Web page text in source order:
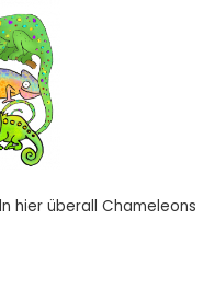
hier überall Chameleons